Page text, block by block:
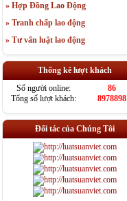
» Hợp Đồng Lao Động
» Tranh chấp lao động
» Tư vấn luật lao động
Thống kê lượt khách
Số người online:
86
Tổng số lượt khách:
8978898
Đối tác của Chúng Tôi